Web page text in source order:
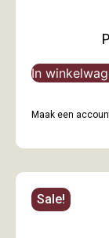
In
Maak een
Sale!